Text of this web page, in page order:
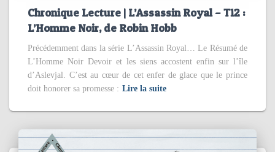
Chronique Lecture | L’Assassin Royal – T12 :
L’Homme Noir, de Robin Hobb
Précédemment dans la série L’Assassin Royal… Le Résumé de
L’Homme Noir Devoir et les siens accostent enfin sur l’île
d’Aslevjal. C’est au cœur de cet enfer de glace que le prince
doit honorer sa promesse : Lire la suite